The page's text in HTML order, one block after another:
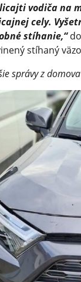
vodiča na
cely.
stíhanie,“
stíhaný
správy z